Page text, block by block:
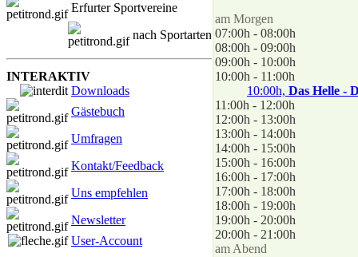
Erfurter Sportvereine
nach Sportarten
INTERAKTIV
Downloads
Gästebuch
Umfragen
Kontakt/Feedback
Uns empfehlen
Newsletter
User-Account
am Morgen
07:00h - 08:00h
08:00h - 09:00h
09:00h - 10:00h
10:00h - 11:00h
10:00h, Das Helle -
11:00h - 12:00h
12:00h - 13:00h
13:00h - 14:00h
14:00h - 15:00h
15:00h - 16:00h
16:00h - 17:00h
17:00h - 18:00h
18:00h - 19:00h
19:00h - 20:00h
20:00h - 21:00h
am Abend